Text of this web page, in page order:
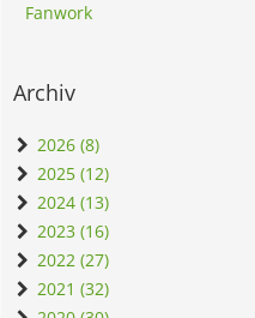
Fanwork
Archiv
2026 (8)
2025 (12)
2024 (13)
2023 (16)
2022 (27)
2021 (32)